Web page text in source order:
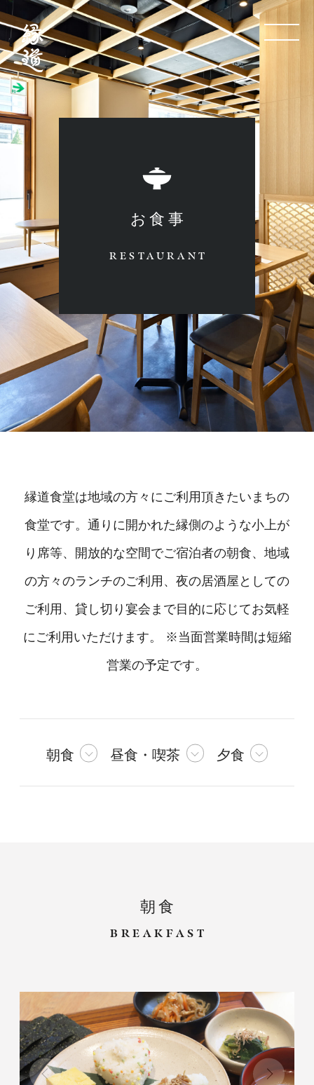
お食事
RESTAURANT
縁道食堂は地域の方々にご利用頂きたいまちの
食堂です。通りに開かれた縁側のような小上が
り席等、開放的な空間でご宿泊者の朝食、地域
の方々のランチのご利用、夜の居酒屋としての
ご利用、貸し切り宴会まで目的に応じてお気軽
にご利用いただけます。 ※当面営業時間は短縮
営業の予定です。
朝食 昼食・喫茶 夕食
朝食
BREAKFAST